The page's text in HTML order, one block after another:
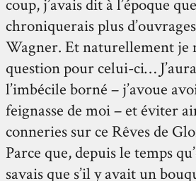
coup, j’avais dit à l’époque
chroniquerais plus
Wagner. Et naturellement je
question pour celui-ci…
l’imbécile borné – j’avoue
feignasse de moi – et éviter
conneries sur ce Rêves de
Parce que, depuis le temps
savais que s’il y avait un